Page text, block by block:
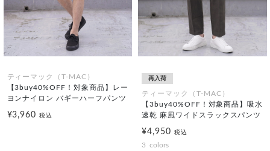
ティーマック（T-MAC）
【3buy40%OFF！対象商品】レー
ヨンナイロン バギーハーフパンツ
¥3,960税込
再入荷
ティーマック（T-MAC）
【3buy40%OFF！対象商品】吸水
速乾 麻風ワイドスラックスパンツ
¥4,950 税込
3 colors